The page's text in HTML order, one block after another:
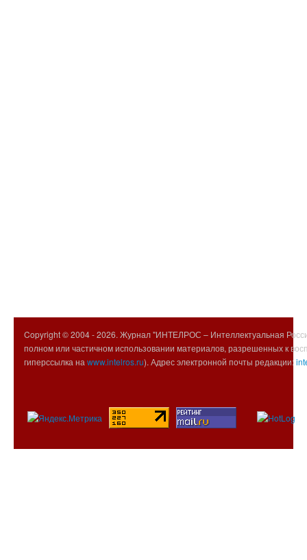
Copyright © 2004 -2026. Журнал "ИНТЕЛРОС – Интеллектуальная
полном или частичном использовании материалов, разрешенных к
гиперссылка на www.intelros.ru). Адрес электронной почты редакции: